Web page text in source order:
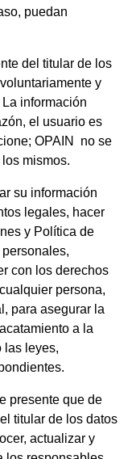
puedan
del titular de los
y
información
el usuario es
OPAIN no se
mismos.
su información
legales, hacer
y Política de
con los derechos
persona,
para asegurar la
a la
las leyes,
presente que de
titular de los datos
actualizar y